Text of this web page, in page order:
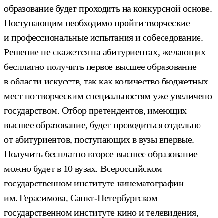
образование будет проходить на конкурсной основе.
Поступающим необходимо пройти творческие
и профессиональные испытания и собеседование.
Решение не скажется на абитуриентах, желающих
бесплатно получить первое высшее образование
в области искусств, так как количество бюджетных
мест по творческим специальностям уже увеличено
государством. Отбор претендентов, имеющих
высшее образование, будет проводиться отдельно
от абитуриентов, поступающих в вузы впервые.
Получить бесплатно второе высшее образование
можно будет в 10 вузах: Всероссийском
государственном институте кинематографии
им. Герасимова, Санкт-Петербургском
государственном институте кино и телевидения,